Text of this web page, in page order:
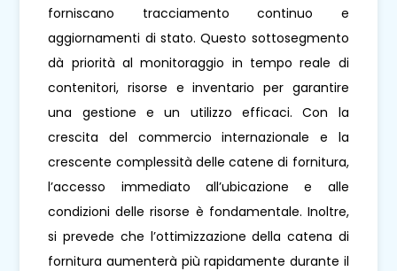
forniscano tracciamento continuo e
aggiornamenti di stato. Questo sottosegmento
dà priorità al monitoraggio in tempo reale di
contenitori, risorse e inventario per garantire
una gestione e un utilizzo efficaci. Con la
crescita del commercio internazionale e la
crescente complessità delle catene di fornitura,
l’accesso immediato all’ubicazione e alle
condizioni delle risorse è fondamentale. Inoltre,
si prevede che l’ottimizzazione della catena di
fornitura aumenterà più rapidamente durante il